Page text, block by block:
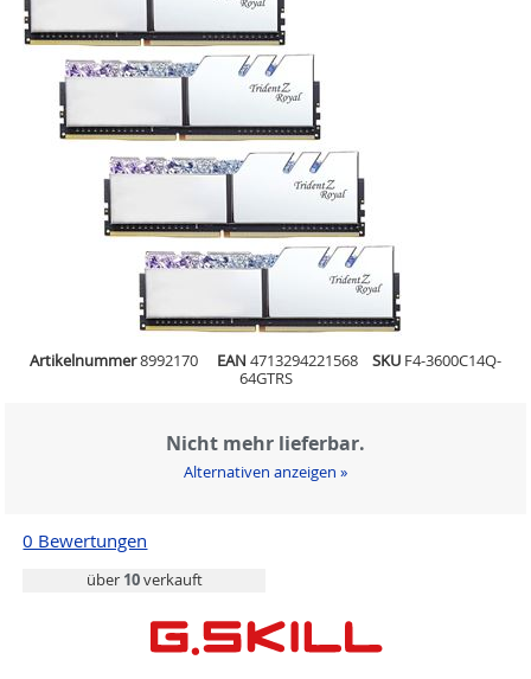
Artikelnummer8992170 EAN 4713294221568 SKU F4-3600C14Q-
64GTRS
Nicht mehr lieferbar.
Alternativen anzeigen »
0 Bewertungen
über 10verkauft